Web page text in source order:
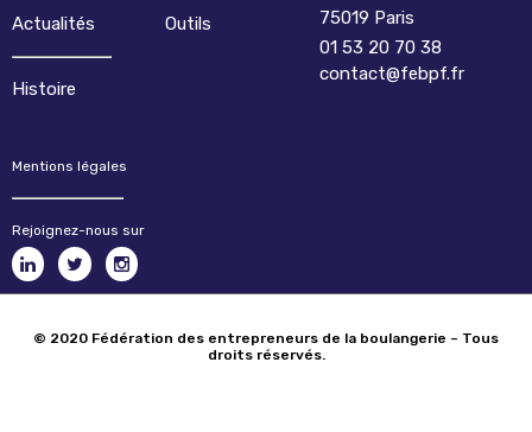
75019 Paris
01 53 20 70 38
contact@febpf.fr
Actualités Outils
Histoire
Mentions légales
Rejoignez-nous sur
© 2020 Fédération des entrepreneurs de la boulangerie – Tous
droits réservés.